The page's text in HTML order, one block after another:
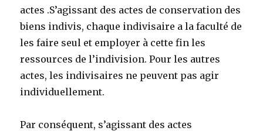
actes .S’agissant des actes de conservation des
biens indivis, chaque indivisaire a la faculté de
les faire seul et employer à cette fin les
ressources de l’indivision. Pour les autres
actes, les indivisaires ne peuvent pas agir
individuellement.
Par conséquent, s’agissant des actes